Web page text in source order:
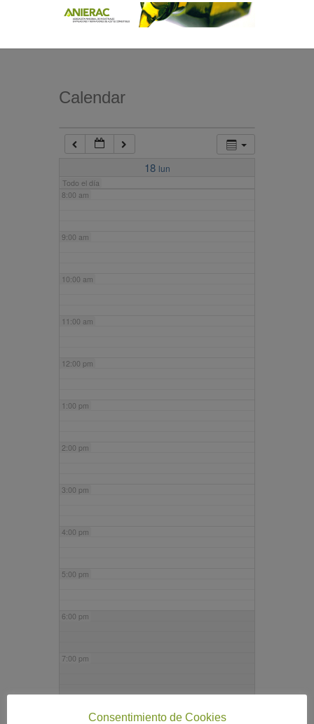
Calendar
18 lun
Todo el día
7:00 am
8:00 am
9:00 am
10:00 am
11:00 am
12:00 pm
1:00 pm
2:00 pm
3:00 pm
4:00 pm
5:00 pm
6:00 pm
7:00 pm
Consentimiento de Cookies